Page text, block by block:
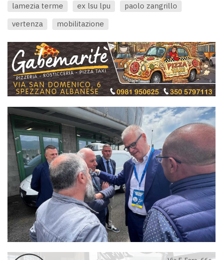
lamezia terme ex lsu lpu
paolo zangrillo
vertenza
mobilitazione